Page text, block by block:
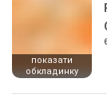
показати
обкладинку